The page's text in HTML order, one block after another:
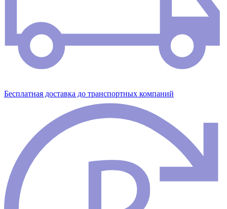
Бесплатная доставка до транспортных компаний